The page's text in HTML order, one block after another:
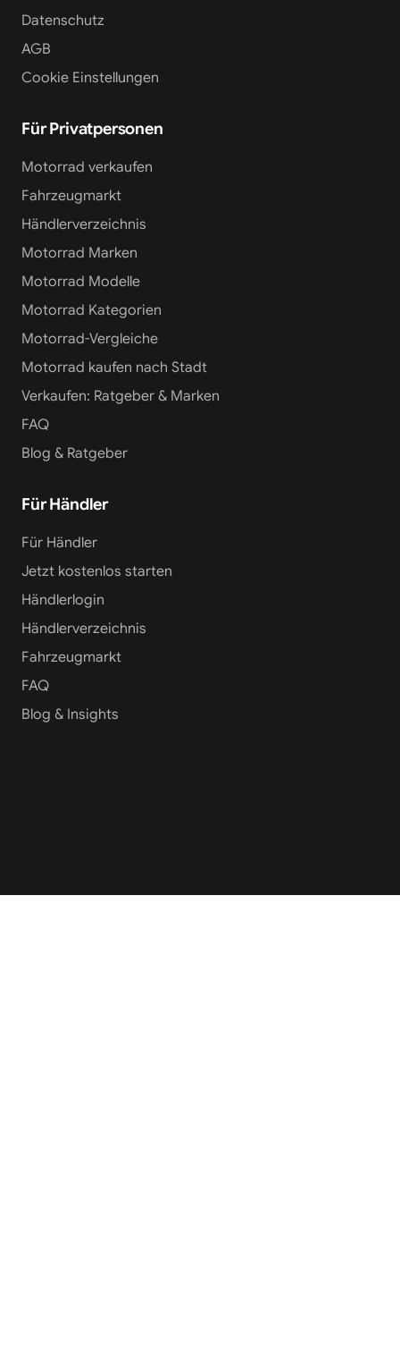
Datenschutz
AGB
Cookie Einstellungen
Für Privatpersonen
Motorrad verkaufen
Fahrzeugmarkt
Händlerverzeichnis
Motorrad Marken
Motorrad Modelle
Motorrad Kategorien
Motorrad-Vergleiche
Motorrad kaufen nach Stadt
Verkaufen: Ratgeber & Marken
FAQ
Blog & Ratgeber
Für Händler
Für Händler
Jetzt kostenlos starten
Händlerlogin
Händlerverzeichnis
Fahrzeugmarkt
FAQ
Blog & Insights